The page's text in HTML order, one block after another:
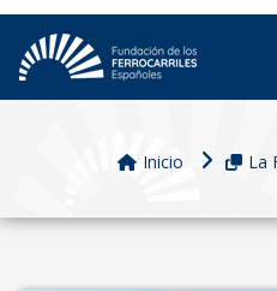
Inicio La